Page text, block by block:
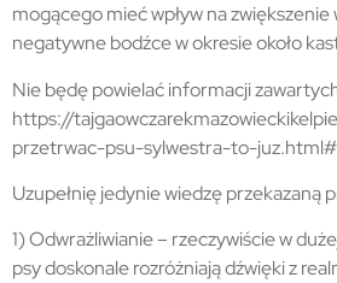
mogącego mieć wpływ na zwiększenie
negatywne bodźce w okresie około
Nie będę powielać informacji
https://
przetrwac-psu-sylwestra-to-
Uzupełnię jedynie wiedzę przekazaną
1) Odwrażliwianie – rzeczywiście w
psy doskonale rozróżniają dźwięki z